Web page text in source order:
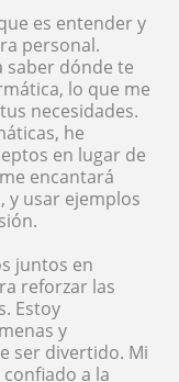
es entender y
personal.
saber dónde te
lo que me
necesidades.
he
en lugar de
encantará
y usar ejemplos
juntos en
reforzar las
Estoy
y
ser divertido. Mi
a la